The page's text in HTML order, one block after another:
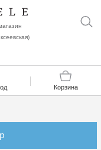
Корзина